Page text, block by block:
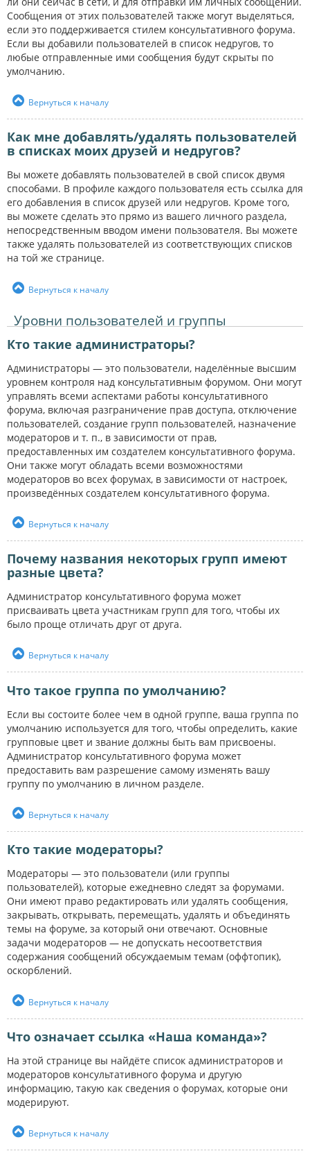
Сообщения от этих пользователей также могут выделяться,
если это поддерживается стилем консультативного форума.
Если вы добавили пользователей в список недругов, то
любые отправленные ими сообщения будут скрыты по
умолчанию.
Вернуться к началу
Как мне добавлять/удалять пользователей
в списках моих друзей и недругов?
Вы можете добавлять пользователей в свой список двумя
способами. В профиле каждого пользователя есть ссылка для
его добавления в список друзей или недругов. Кроме того,
вы можете сделать это прямо из вашего личного раздела,
непосредственным вводом имени пользователя. Вы можете
также удалять пользователей из соответствующих списков
на той же странице.
Вернуться к началу
Уровни пользователей и группы
Кто такие администраторы?
Администраторы — это пользователи, наделённые высшим
уровнем контроля над консультативным форумом. Они могут
управлять всеми аспектами работы консультативного
форума, включая разграничение прав доступа, отключение
пользователей, создание групп пользователей, назначение
модераторов и т. п., в зависимости от прав,
предоставленных им создателем консультативного форума.
Они также могут обладать всеми возможностями
модераторов во всех форумах, в зависимости от настроек,
произведённых создателем консультативного форума.
Вернуться к началу
Почему названия некоторых групп имеют
разные цвета?
Администратор консультативного форума может
присваивать цвета участникам групп для того, чтобы их
было проще отличать друг от друга.
Вернуться к началу
Что такое группа по умолчанию?
Если вы состоите более чем в одной группе, ваша группа по
умолчанию используется для того, чтобы определить, какие
групповые цвет и звание должны быть вам присвоены.
Администратор консультативного форума может
предоставить вам разрешение самому изменять вашу
группу по умолчанию в личном разделе.
Вернуться к началу
Кто такие модераторы?
Модераторы — это пользователи (или группы
пользователей), которые ежедневно следят за форумами.
Они имеют право редактировать или удалять сообщения,
закрывать, открывать, перемещать, удалять и объединять
темы на форуме, за который они отвечают. Основные
задачи модераторов — не допускать несоответствия
содержания сообщений обсуждаемым темам (оффтопик),
оскорблений.
Вернуться к началу
Что означает ссылка «Наша команда»?
На этой странице вы найдёте список администраторов и
модераторов консультативного форума и другую
информацию, такую как сведения о форумах, которые они
модерируют.
Вернуться к началу